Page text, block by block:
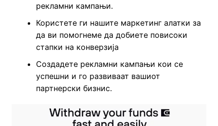
рекламни кампањи.
Користете ги нашите маркетинг алатки за
да ви помогнеме да добиете повисоки
стапки на конверзија
Создадете рекламни кампањи кои се
успешни и го развиваат вашиот
партнерски бизнис.